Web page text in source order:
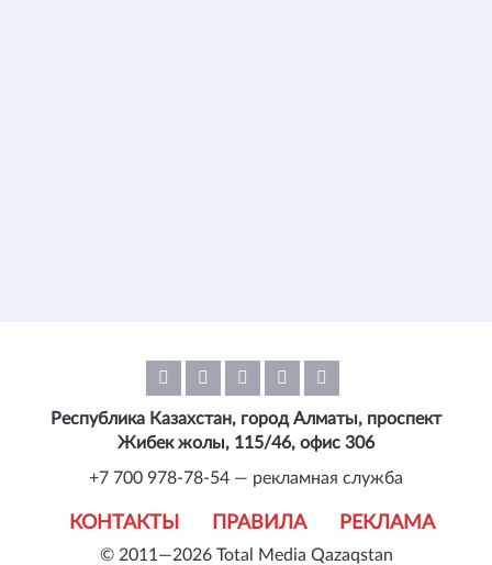
© 2011—2026 Total Media Qazaqstan
КОНТАКТЫ ПРАВИЛА РЕКЛАМА
Республика Казахстан, город Алматы, проспект
Жибек жолы, 115/46, офис 306
+7 700 978-78-54 — рекламная служба